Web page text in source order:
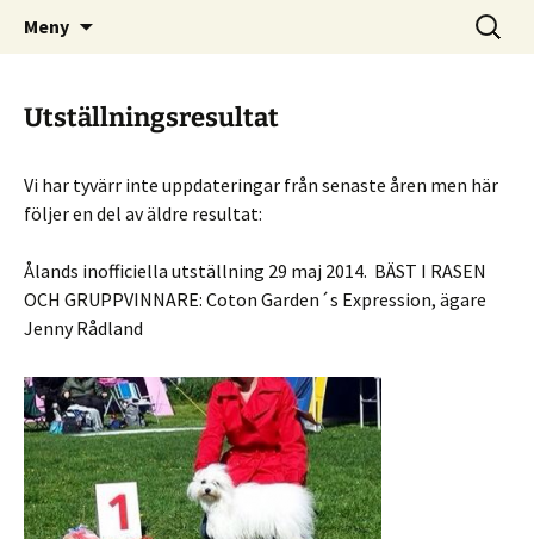
Coton de Tulear
COTON GARDENS KENNEL
Meny
Sök
efter:
Utställningsresultat
Vi har tyvärr inte uppdateringar från senaste åren men här
följer en del av äldre resultat:
Ålands inofficiella utställning 29 maj 2014. BÄST I RASEN
OCH GRUPPVINNARE: Coton Garden´s Expression, ägare
Jenny Rådland